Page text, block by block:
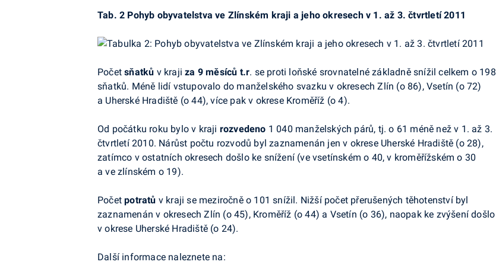
Tab. 2 Pohyb obyvatelstva ve Zlínském kraji a jeho okresech v 1. až 3. čtvrtletí 2011
Početsňatků v krajiza 9 měsíců t.r. se proti loňské srovnatelné základně snížil celkem o 198
sňatků. Méně lidí vstupovalo do manželského svazku v okresech Zlín (o 86), Vsetín (o 72)
a Uherské Hradiště (o 44), více pak v okrese Kroměříž (o 4).
Od počátku roku bylo v kraji rozvedeno 1 040 manželských párů, tj. o 61 méně než v 1. až 3.
čtvrtletí 2010. Nárůst počtu rozvodů byl zaznamenán jen v okrese Uherské Hradiště (o 28),
zatímco v ostatních okresech došlo ke snížení (ve vsetínském o 40, v kroměřížském o 30
a ve zlínském o 19).
Početpotratů v kraji se meziročně o 101 snížil. Nižší počet přerušených těhotenství byl
zaznamenán v okresech Zlín (o 45), Kroměříž (o 44) a Vsetín (o 36), naopak ke zvýšení došlo
v okrese Uherské Hradiště (o 24).
Další informace naleznete na: